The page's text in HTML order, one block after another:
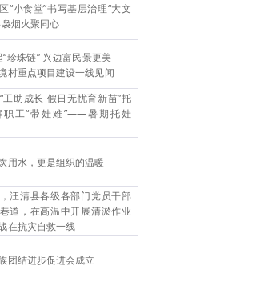
“小食堂”书写基层治理“大文
烟火聚同心
“珍珠链” 兴边富民景更美——
村重点项目建设一线见闻
工助成长 假日无忧育新苗”托
职工“带娃难”——​暑期托娃
用水，更是组织的温暖
汪清县各级各部门党员干部
道，在高温中开展清淤作业
抗灾自救一线
团结进步促进会成立